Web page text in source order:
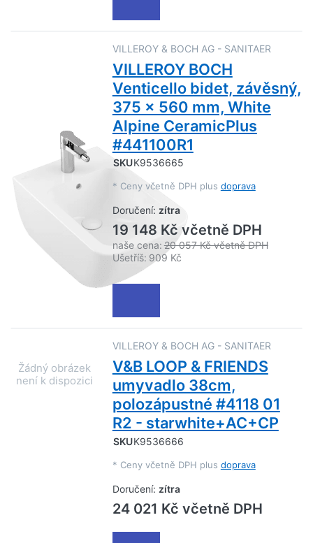
VILLEROY & BOCH AG - SANITAER
VILLEROY BOCH
Venticello bidet, závěsný,
375 x 560 mm, White
Alpine CeramicPlus
#441100R1
SKUK9536665
* Ceny včetně DPH plus doprava
Doručení: zítra
19 148 Kč včetně DPH
naše cena: 20 057 Kč včetně DPH
Ušetříš: 909 Kč
VILLEROY & BOCH AG - SANITAER
V&B LOOP & FRIENDS
umyvadlo 38cm,
polozápustné #4118 01
R2 - starwhite+AC+CP
SKUK9536666
* Ceny včetně DPH plus doprava
Doručení: zítra
24 021 Kč včetně DPH